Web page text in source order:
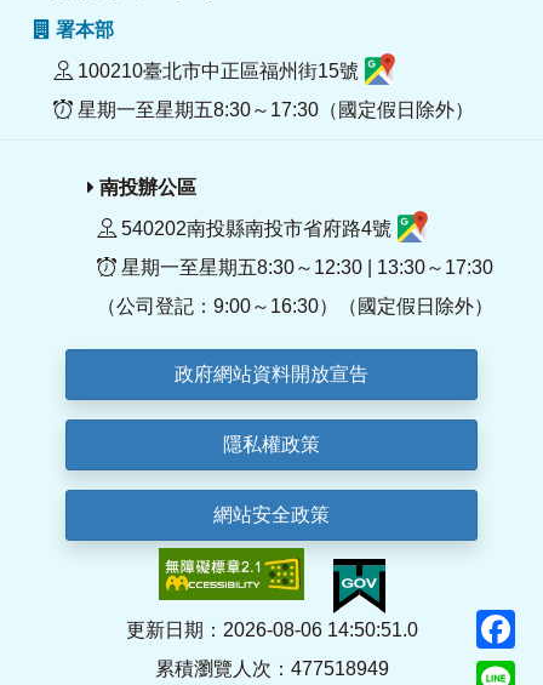
署本部
100210臺北市中正區福州街15號
星期一至星期五8:30～17:30（國定假日除外）
南投辦公區
540202南投縣南投市省府路4號
星期一至星期五8:30～12:30 | 13:30～17:30
（公司登記：9:00～16:30）（國定假日除外）
政府網站資料開放宣告
隱私權政策
網站安全政策
更新日期：2026-08-06 14:50:51.0
累積瀏覽人次：477518949